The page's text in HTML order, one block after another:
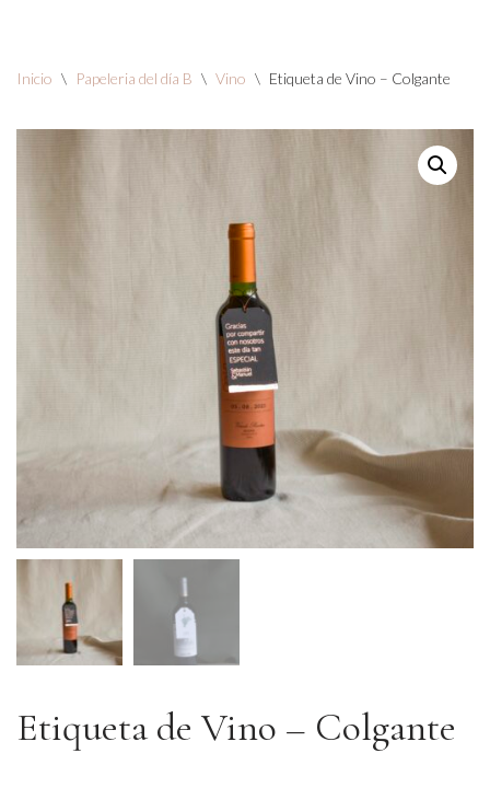
al
Inicio \ Papeleria del día B \ Vino \ Etiqueta de Vino – Colgante
Etiqueta de Vino – Colgante